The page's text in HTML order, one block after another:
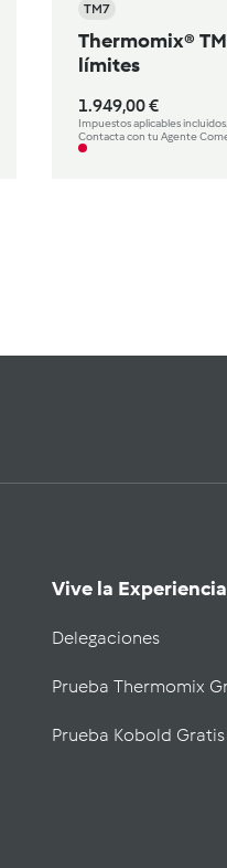
TM7
Thermomix®
límites
1.949,00 €
Impuestos aplicables
Contacta con tu Agente
Vive la Experiencia
Delegaciones
Prueba Thermomix
Prueba Kobold Gratis